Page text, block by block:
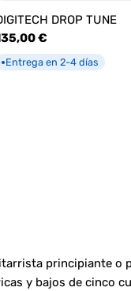
DROP TUNE
€
●Entrega en 2-4 días
principiante
y bajos de cinco